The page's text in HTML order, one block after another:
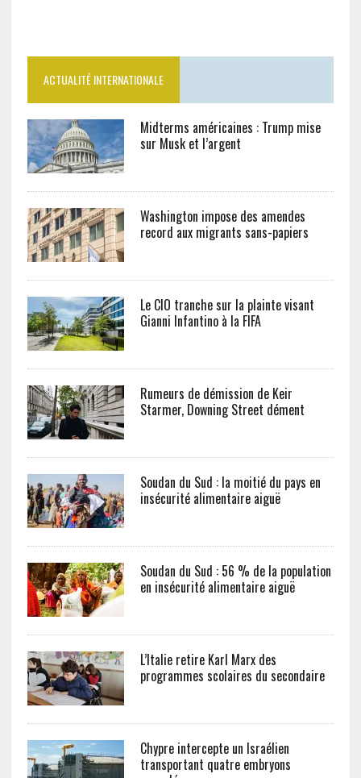
ACTUALITÉ INTERNATIONALE
Midterms américaines : Trump mise
sur Musk et l’argent
Washington impose des amendes
record aux migrants sans-papiers
Le CIO tranche sur la plainte visant
Gianni Infantino à la FIFA
Rumeurs de démission de Keir
Starmer, Downing Street dément
Soudan du Sud : la moitié du pays en
insécurité alimentaire aiguë
Soudan du Sud : 56 % de la population
en insécurité alimentaire aiguë
L’Italie retire Karl Marx des
programmes scolaires du secondaire
Chypre intercepte un Israélien
transportant quatre embryons